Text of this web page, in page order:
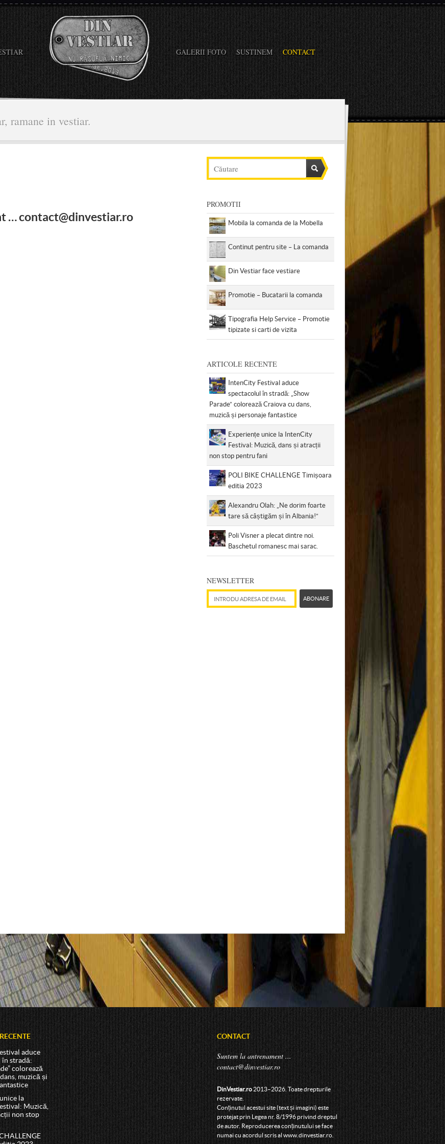
GALERII FOTO SUSTINEM CONTACT
ramane in vestiar.
… contact@dinvestiar.ro
PROMOTII
Mobila la comanda de la Mobella
Continut pentru site – La comanda
Din Vestiar face vestiare
Promotie – Bucatarii la comanda
Tipografia Help Service – Promotie
tipizate si carti de vizita
ARTICOLE RECENTE
IntenCity Festival aduce
spectacolul în stradă: „Show
Parade” colorează Craiova cu dans,
muzică și personaje fantastice
Experiențe unice la IntenCity
Festival: Muzică, dans și atracții
non stop pentru fani
POLI BIKE CHALLENGE Timișoara
editia 2023
Alexandru Olah: „Ne dorim foarte
tare să câștigăm și în Albania!”
Poli Visner a plecat dintre noi.
Baschetul romanesc mai sarac.
NEWSLETTER
ABONARE
aduce
în stradă:
colorează
muzică și
la
Muzică,
non stop
CONTACT
Suntem la antrenament ...
contact@dinvestiar.ro
DinVestiar.ro2013–2026. Toate drepturile
rezervate.
Conținutul acestui site (text și imagini) este
protejat prin Legea nr. 8/1996 privind dreptul
de autor. Reproducerea conținutului se face
numai cu acordul scris al www.dinvestiar.ro.